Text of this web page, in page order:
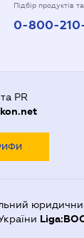
Підбір продуктів
0-800-
PR